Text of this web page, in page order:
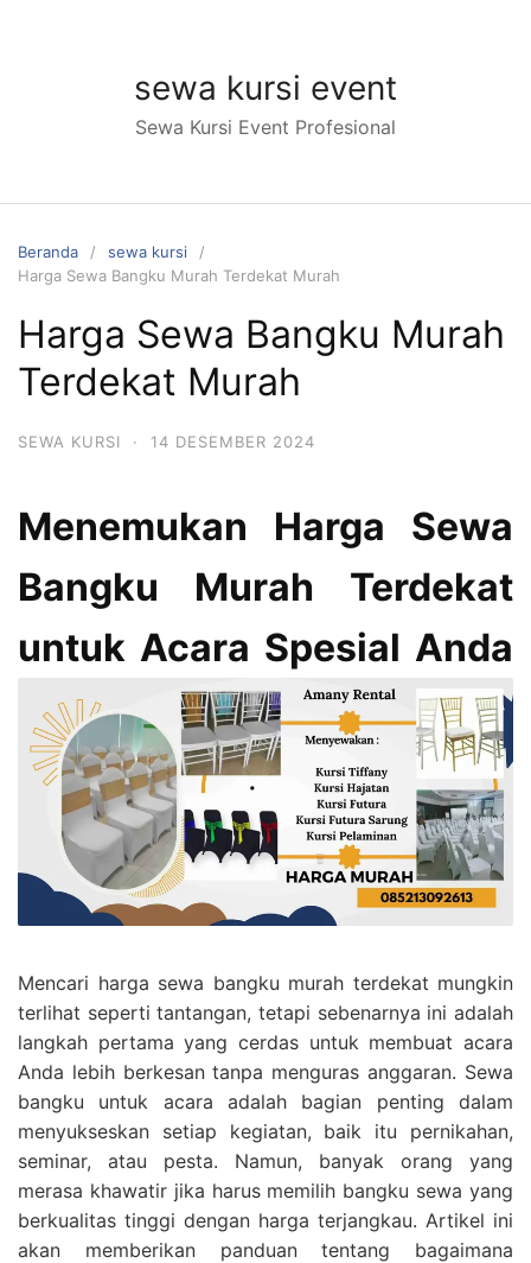
sewa kursi event
Sewa Kursi Event Profesional
Beranda
sewa kursi
Harga Sewa Bangku Murah Terdekat Murah
Harga Sewa Bangku Murah
Terdekat Murah
SEWA KURSI · 14 DESEMBER 2024
Menemukan Harga Sewa
Bangku Murah Terdekat
untuk Acara Spesial Anda
Mencari harga sewa bangku murah terdekat mungkin
terlihat seperti tantangan, tetapi sebenarnya ini adalah
langkah pertama yang cerdas untuk membuat acara
Anda lebih berkesan tanpa menguras anggaran. Sewa
bangku untuk acara adalah bagian penting dalam
menyukseskan setiap kegiatan, baik itu pernikahan,
seminar, atau pesta. Namun, banyak orang yang
merasa khawatir jika harus memilih bangku sewa yang
berkualitas tinggi dengan harga terjangkau. Artikel ini
akan memberikan panduan tentang bagaimana